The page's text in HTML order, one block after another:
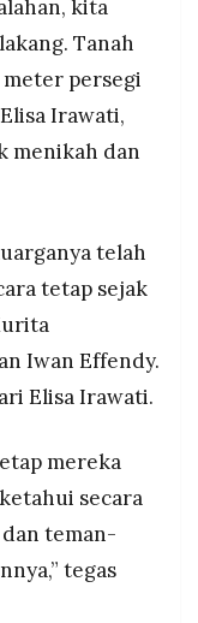
kita
Tanah
meter persegi
Irawati,
menikah dan
telah
tetap sejak
Iwan Effendy.
Elisa Irawati.
mereka
secara
teman-
tegas